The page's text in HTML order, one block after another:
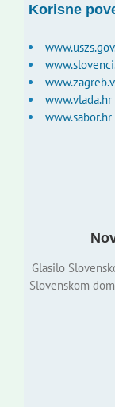
Korisne
www.vlada.hr
www.sabor.hr
Glasilo
Slovenskom